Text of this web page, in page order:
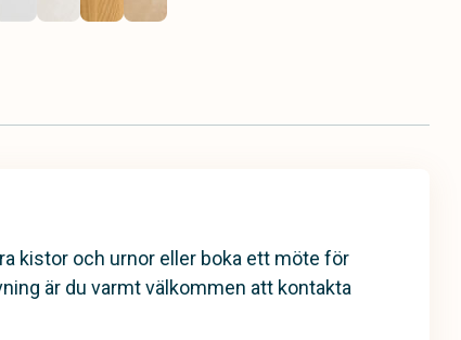
kistor och urnor eller boka ett möte för
är du varmt välkommen att kontakta